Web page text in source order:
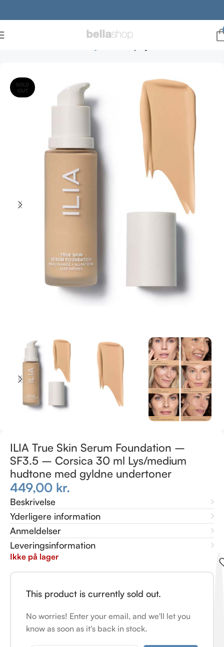
SOLD
OUT
ILIA True Skin Serum Foundation –
SF3.5 – Corsica 30 ml Lys/medium
hudtone med gyldne undertoner
449,00 kr.
Beskrivelse
Yderligere information
Anmeldelser
Leveringsinformation
Ikke på lager
This product is currently sold out.
No worries! Enter your email, and we'll let you
know as soon as it's back in stock.